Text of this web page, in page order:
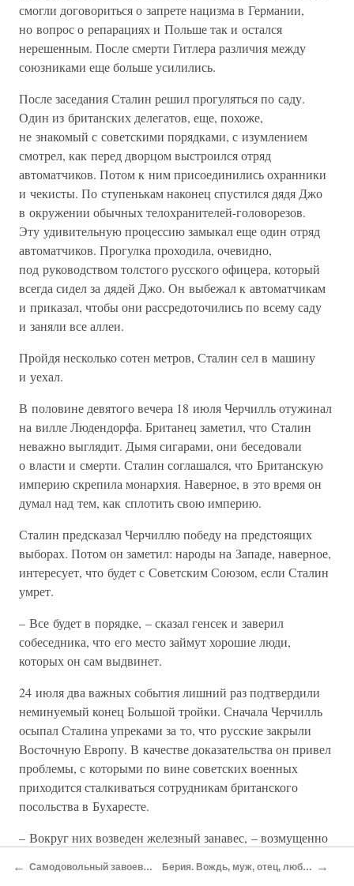
смогли договориться о запрете нацизма в Германии,
но вопрос о репарациях и Польше так и остался
нерешенным. После смерти Гитлера различия между
союзниками еще больше усилились.
После заседания Сталин решил прогуляться по саду.
Один из британских делегатов, еще, похоже,
не знакомый с советскими порядками, с изумлением
смотрел, как перед дворцом выстроился отряд
автоматчиков. Потом к ним присоединились охранники
и чекисты. По ступенькам наконец спустился дядя Джо
в окружении обычных телохранителей-головорезов.
Эту удивительную процессию замыкал еще один отряд
автоматчиков. Прогулка проходила, очевидно,
под руководством толстого русского офицера, который
всегда сидел за дядей Джо. Он выбежал к автоматчикам
и приказал, чтобы они рассредоточились по всему саду
и заняли все аллеи.
Пройдя несколько сотен метров, Сталин сел в машину
и уехал.
В половине девятого вечера 18 июля Черчилль отужинал
на вилле Людендорфа. Британец заметил, что Сталин
неважно выглядит. Дымя сигарами, они беседовали
о власти и смерти. Сталин соглашался, что Британскую
империю скрепила монархия. Наверное, в это время он
думал над тем, как сплотить свою империю.
Сталин предсказал Черчиллю победу на предстоящих
выборах. Потом он заметил: народы на Западе, наверное,
интересует, что будет с Советским Союзом, если Сталин
умрет.
– Все будет в порядке, – сказал генсек и заверил
собеседника, что его место займут хорошие люди,
которых он сам выдвинет.
24 июля два важных события лишний раз подтвердили
неминуемый конец Большой тройки. Сначала Черчилль
осыпал Сталина упреками за то, что русские закрыли
Восточную Европу. В качестве доказательства он привел
проблемы, с которыми по вине советских военных
приходится сталкиваться сотрудникам британского
посольства в Бухаресте.
– Вокруг них возведен железный занавес, – возмущенно
словосочетание, которому вскоре суждено стать
← Самодовольный завоеватель. Ялта и Берлин Берия. Вождь, муж, отец, любовник, убийца, насильник →